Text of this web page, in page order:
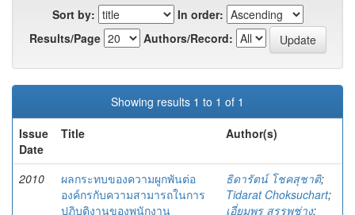
Sort by:
In order:
Results/Page
Authors/Record:
Showing results 1 to 1 of 1
Issue
Date
Title Author(s)
2010
ผลกระทบของความผูกพันต่อ
องค์กรกับความสามารถในการ
ปฏิบติงานของพนักงาน
ธิดารัตน์ โชคสุชาติ;
Tidarat Choksuchart;
เอี่ยมพร สรรพช่าง;